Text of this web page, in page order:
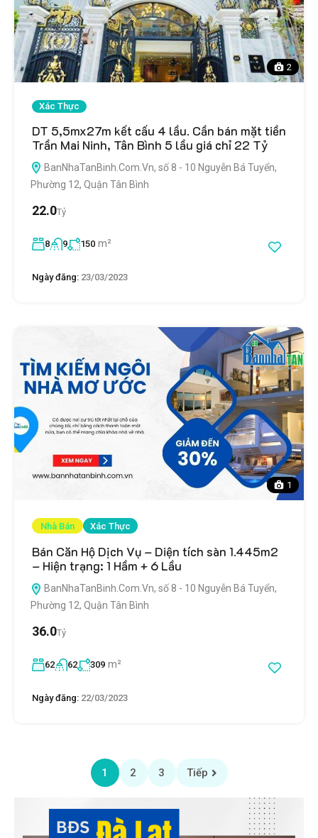
2
Xác Thực
DT 5,5mx27m kết cấu 4 lầu. Cần bán mặt tiền
Trần Mai Ninh, Tân Bình 5 lầu giá chỉ 22 Tỷ
BanNhaTanBinh.Com.Vn, số 8 - 10 Nguyễn Bá Tuyển,
Phường 12, Quận Tân Bình
22.0Tỷ
8 9 150 m²
Ngày đăng: 23/03/2023
1
Nhà Bán Xác Thực
Bán Căn Hộ Dịch Vụ – Diện tích sàn 1.445m2
– Hiện trạng: 1 Hầm + 6 Lầu
BanNhaTanBinh.Com.Vn, số 8 - 10 Nguyễn Bá Tuyển,
Phường 12, Quận Tân Bình
36.0Tỷ
62 62 309 m²
Ngày đăng: 22/03/2023
1 2 3 Tiếp